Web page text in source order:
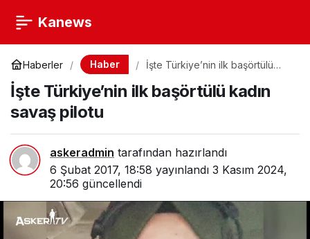
Kanews
Haberler Haber
İşte Türkiye’nin ilk başörtülü
İşte Türkiye’nin ilk başörtülü kadın
savaş pilotu
askeradmin tarafından hazırlandı
6 Şubat 2017, 18:58 yayınlandı 3 Kasım 2024,
20:56 güncellendi